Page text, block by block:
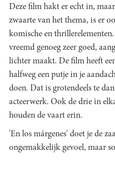
Deze film hakt er echt in,
zwaarte van het thema, is er
komische en
vreemd genoeg zeer goed,
lichter maakt. De film heeft
halfweg een putje in je
doen. Dat is grotendeels te
acteerwerk. Ook de drie in
houden de vaart erin.
'En los márgenes' doet je de
ongemakkelijk gevoel, maar